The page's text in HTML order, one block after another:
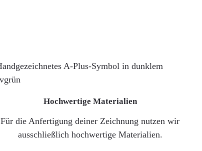
Hochwertige Materialien
Für die Anfertigung deiner Zeichnung nutzen wir
ausschließlich hochwertige Materialien.